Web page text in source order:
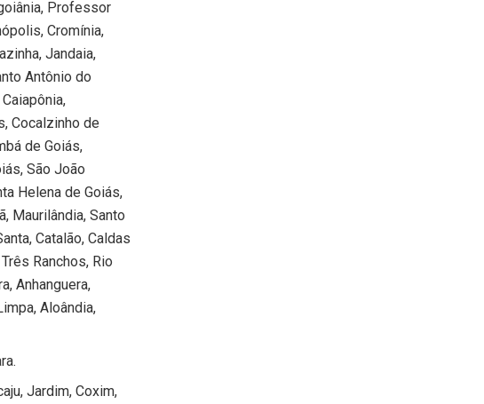
Professor
Cromínia,
Jandaia,
Antônio do
Cocalzinho de
de Goiás,
São João
Helena de Goiás,
Maurilândia, Santo
Catalão, Caldas
Ranchos, Rio
Anhanguera,
Aloândia,
Jardim, Coxim,